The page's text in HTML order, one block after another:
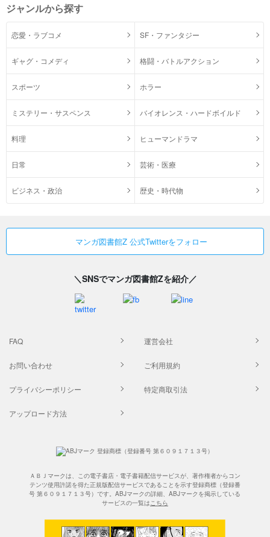
ジャンルから探す
恋愛・ラブコメ SF・ファンタジー
ギャグ・コメディ 格闘・バトルアクション
スポーツ ホラー
ミステリー・サスペンス バイオレンス・ハードボイルド
料理 ヒューマンドラマ
日常 芸術・医療
ビジネス・政治 歴史・時代物
マンガ図書館Z 公式Twitterをフォロー
＼SNSでマンガ図書館Zを紹介／
FAQ 運営会社
お問い合わせ ご利用規約
プライバシーポリシー 特定商取引法
アップロード方法
ＡＢＪマークは、この電子書店・電子書籍配信サービスが、著作権者からコン
テンツ使用許諾を得た正規版配信サービスであることを示す登録商標（登録番
号 第６０９１７１３号）です。ABJマークの詳細、ABJマークを掲示している
サービスの一覧は こちら